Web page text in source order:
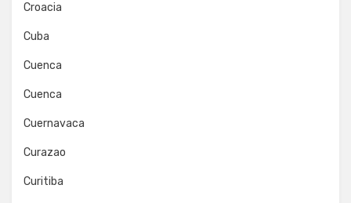
Croacia
Cuba
Cuenca
Cuenca
Cuernavaca
Curazao
Curitiba